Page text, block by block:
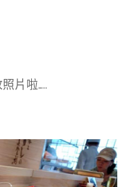
片啦…..